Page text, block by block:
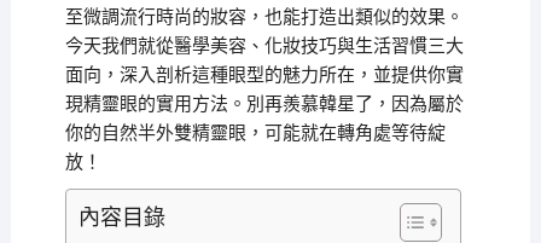
至微調流行時尚的妝容，也能打造出類似的效果。
今天我們就從醫學美容、化妝技巧與生活習慣三大
面向，深入剖析這種眼型的魅力所在，並提供你實
現精靈眼的實用方法。別再羨慕韓星了，因為屬於
你的自然半外雙精靈眼，可能就在轉角處等待綻
放！
內容目錄